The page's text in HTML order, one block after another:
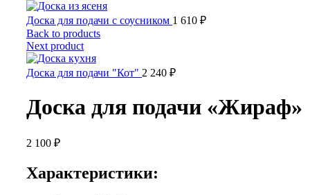
Доска для подачи с соусником 1 610 ₽
Back to products
Next product
Доска для подачи "Кот" 2 240 ₽
Доска для подачи «Жираф»
2 100 ₽
Характеристики: